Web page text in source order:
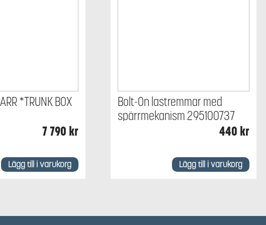
*TRUNK BOX
7 790 kr
Lägg till i varukorg
Bolt-On lastremmar med
spärrmekanism 295100737
440 kr
Lägg till i varukorg